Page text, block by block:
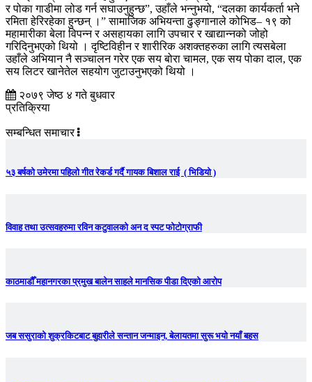
र पोका गाडीमा लोड गर्न सघाउनुहुन्छ”, उहाँले भन्नुभयो, “दलका कार्यकर्ता भने
रमिता हेरिरहेका हुन्छन् ।” सामाजिक अभियन्ता ढुङ्गानाले कोभिड– १९ को
महामारीका बेला विपन्न र असहायका लागि उपचार र खाद्यान्नको जोहो
गरिदिनुभएको थियो । दृष्टिविहीन र शारीरिक अशक्तहरुका लागि त्यसबेला
उहाँले अभियान नै सञ्चालन गरेर एक सय बोरा चामल, एक सय पोका दाल, एक
सय लिटर खानेतेल सहयोग जुटाउनुभएको थियो ।
२०७९ जेष्ठ ४ गते बुधवार
प्रतिक्रिया
सम्बन्धित समाचार
५३ बर्षको उमेरमा पहिलो गीत रेकर्ड गर्दै गायक बिशाल राई ( भिडियो )
विवाह तथा उत्सवहरुमा रविन कटुवालको अन द स्पट फोटोग्राफी
काठमाडौँ महानगरका प्रमुख बालेन साहले मानसिक पीडा दिएको आरोप
जब ससुराको शुक्रकिटबाट बुहारीले सन्तान जन्माइन, बेलायतमा सुरू भयो नयाँ बहस